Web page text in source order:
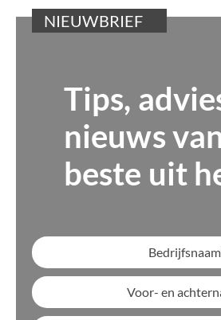
NIEUWBRIEF
Tips,
nieuws
beste uit